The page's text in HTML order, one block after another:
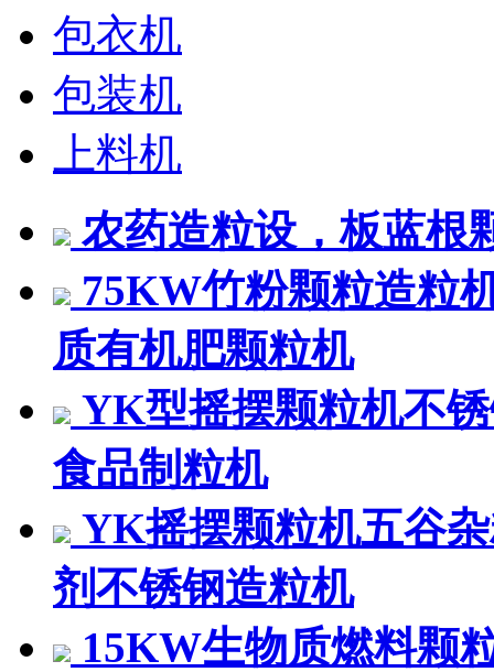
包衣机
包装机
上料机
农药造粒设，板蓝根
75KW竹粉颗粒造粒
质有机肥颗粒机
YK型摇摆颗粒机不
食品制粒机
YK摇摆颗粒机五谷
剂不锈钢造粒机
15KW生物质燃料颗